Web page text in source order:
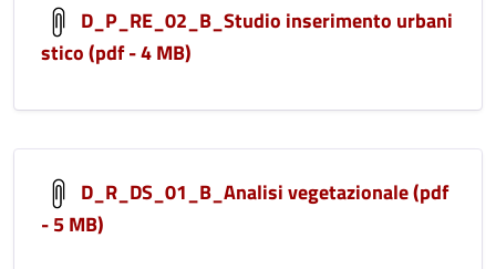
D_P_RE_02_B_Studio inserimento urbani
stico (pdf - 4 MB)
D_R_DS_01_B_Analisi vegetazionale (pdf
- 5 MB)